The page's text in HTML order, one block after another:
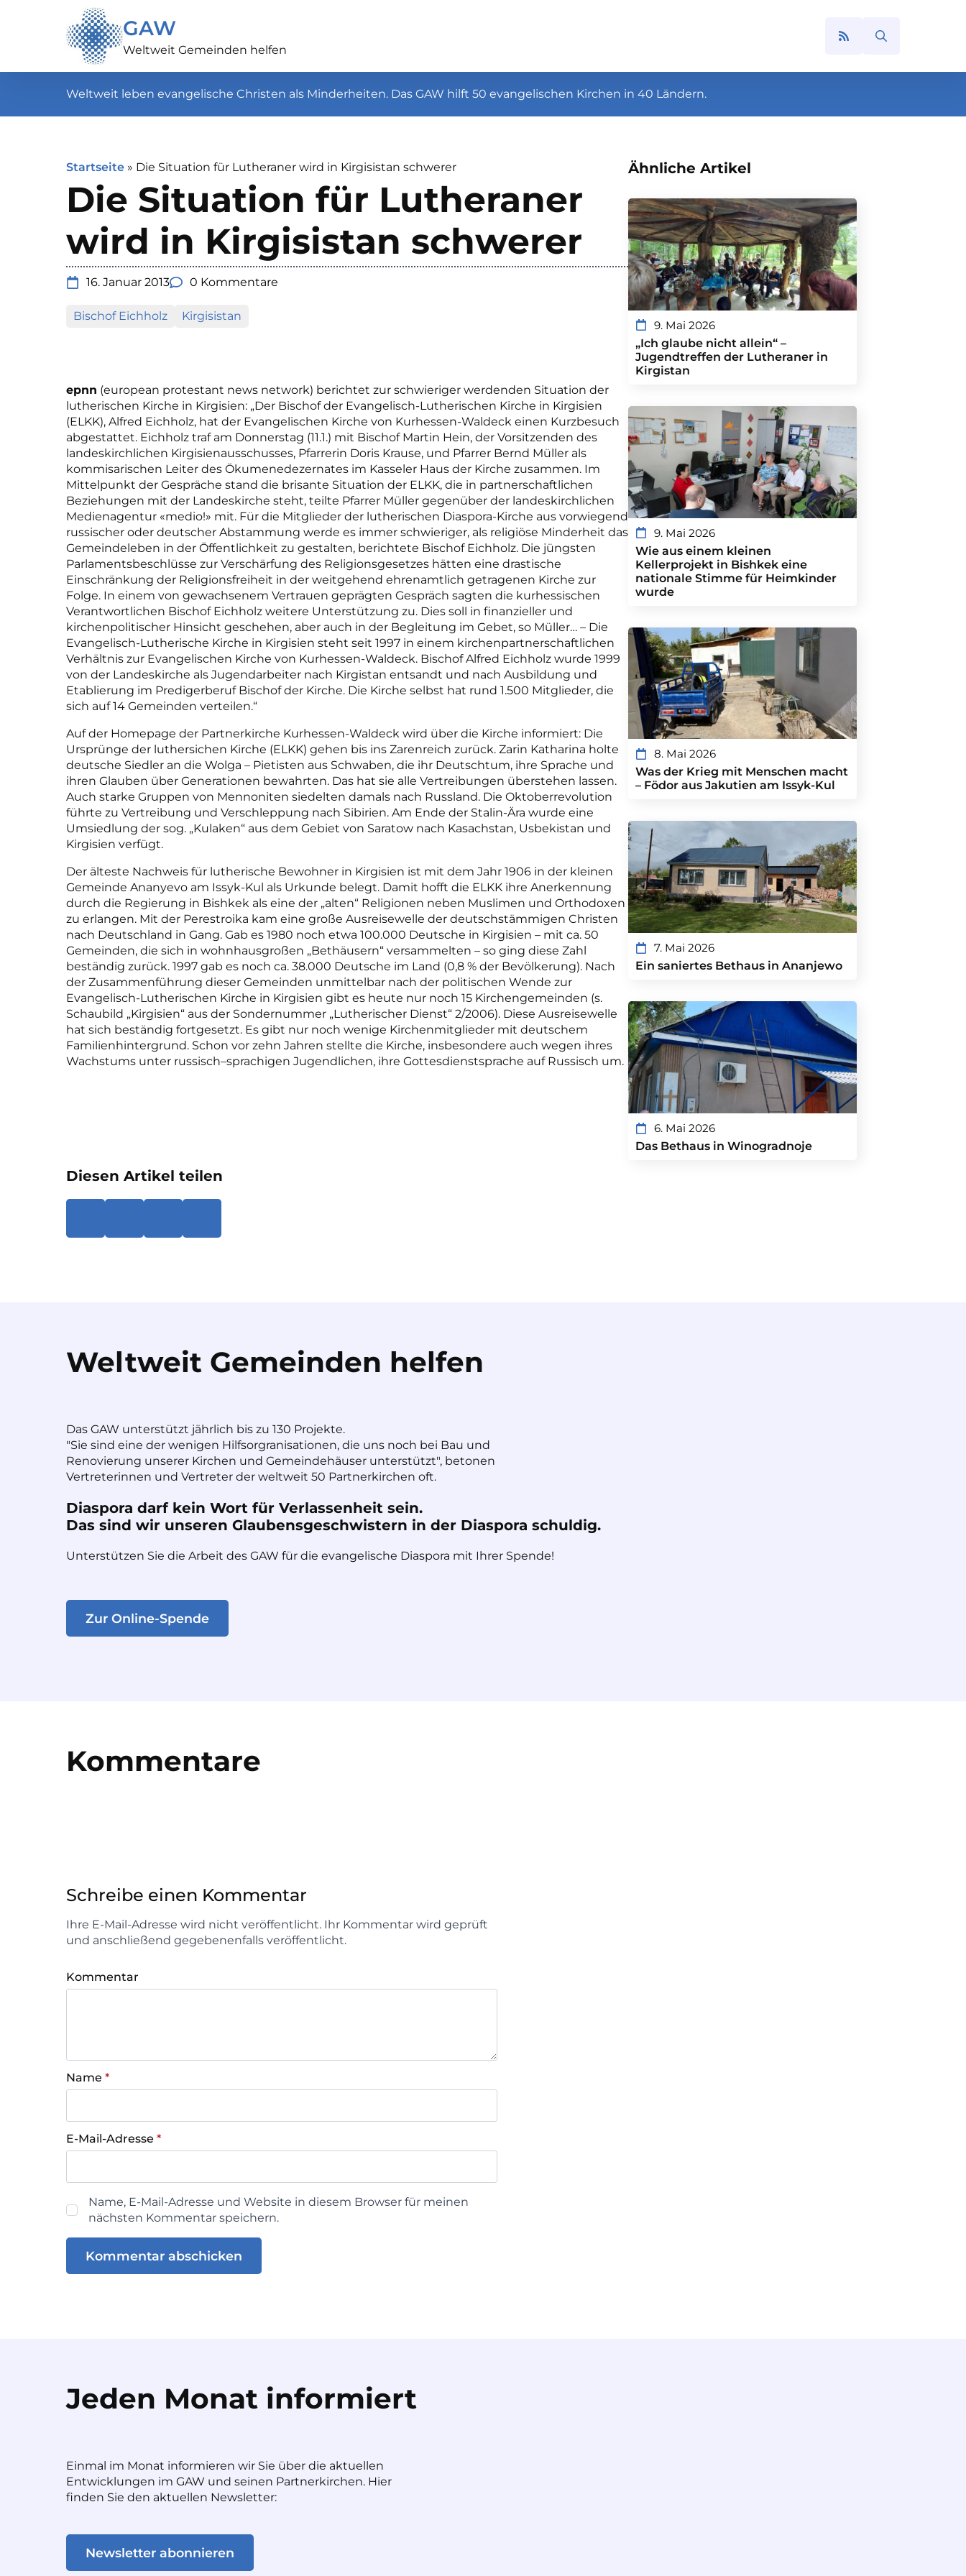
GAW
Weltweit Gemeinden helfen
Weltweit leben evangelische Christen als Minderheiten. Das GAW hilft 50 evangelischen Kirchen in 40 Ländern.
Startseite » Die Situation für Lutheraner wird in Kirgisistan schwerer
Die Situation für Lutheraner
wird in Kirgisistan schwerer
16. Januar 2013 0 Kommentare
Bischof Eichholz Kirgisistan
epnn (european protestant news network) berichtet zur schwieriger werdenden Situation der
lutherischen Kirche in Kirgisien: „Der Bischof der Evangelisch-Lutherischen Kirche in Kirgisien
(ELKK), Alfred Eichholz, hat der Evangelischen Kirche von Kurhessen-Waldeck einen Kurzbesuch
abgestattet. Eichholz traf am Donnerstag (11.1.) mit Bischof Martin Hein, der Vorsitzenden des
landeskirchlichen Kirgisienausschusses, Pfarrerin Doris Krause, und Pfarrer Bernd Müller als
kommisarischen Leiter des Ökumenedezernates im Kasseler Haus der Kirche zusammen. Im
Mittelpunkt der Gespräche stand die brisante Situation der ELKK, die in partnerschaftlichen
Beziehungen mit der Landeskirche steht, teilte Pfarrer Müller gegenüber der landeskirchlichen
Medienagentur «medio!» mit. Für die Mitglieder der lutherischen Diaspora-Kirche aus vorwiegend
russischer oder deutscher Abstammung werde es immer schwieriger, als religiöse Minderheit das
Gemeindeleben in der Öffentlichkeit zu gestalten, berichtete Bischof Eichholz. Die jüngsten
Parlamentsbeschlüsse zur Verschärfung des Religionsgesetzes hätten eine drastische
Einschränkung der Religionsfreiheit in der weitgehend ehrenamtlich getragenen Kirche zur
Folge. In einem von gewachsenem Vertrauen geprägten Gespräch sagten die kurhessischen
Verantwortlichen Bischof Eichholz weitere Unterstützung zu. Dies soll in finanzieller und
kirchenpolitischer Hinsicht geschehen, aber auch in der Begleitung im Gebet, so Müller… – Die
Evangelisch-Lutherische Kirche in Kirgisien steht seit 1997 in einem kirchenpartnerschaftlichen
Verhältnis zur Evangelischen Kirche von Kurhessen-Waldeck. Bischof Alfred Eichholz wurde 1999
von der Landeskirche als Jugendarbeiter nach Kirgistan entsandt und nach Ausbildung und
Etablierung im Predigerberuf Bischof der Kirche. Die Kirche selbst hat rund 1.500 Mitglieder, die
sich auf 14 Gemeinden verteilen.“
Auf der Homepage der Partnerkirche Kurhessen-Waldeck wird über die Kirche informiert: Die
Ursprünge der luthersichen Kirche (ELKK) gehen bis ins Zarenreich zurück. Zarin Katharina holte
deutsche Siedler an die Wolga – Pietisten aus Schwaben, die ihr Deutschtum, ihre Sprache und
ihren Glauben über Generationen bewahrten. Das hat sie alle Vertreibungen überstehen lassen.
Auch starke Gruppen von Mennoniten siedelten damals nach Russland. Die Oktoberrevolution
führte zu Vertreibung und Verschleppung nach Sibirien. Am Ende der Stalin-Ära wurde eine
Umsiedlung der sog. „Kulaken“ aus dem Gebiet von Saratow nach Kasachstan, Usbekistan und
Kirgisien verfügt.
Der älteste Nachweis für lutherische Bewohner in Kirgisien ist mit dem Jahr 1906 in der kleinen
Gemeinde Ananyevo am Issyk-Kul als Urkunde belegt. Damit hofft die ELKK ihre Anerkennung
durch die Regierung in Bishkek als eine der „alten“ Religionen neben Muslimen und Orthodoxen
zu erlangen. Mit der Perestroika kam eine große Ausreisewelle der deutschstämmigen Christen
nach Deutschland in Gang. Gab es 1980 noch etwa 100.000 Deutsche in Kirgisien – mit ca. 50
Gemeinden, die sich in wohnhausgroßen „Bethäusern“ versammelten – so ging diese Zahl
beständig zurück. 1997 gab es noch ca. 38.000 Deutsche im Land (0,8 % der Bevölkerung). Nach
der Zusammenführung dieser Gemeinden unmittelbar nach der politischen Wende zur
Evangelisch-Lutherischen Kirche in Kirgisien gibt es heute nur noch 15 Kirchengemeinden (s.
Schaubild „Kirgisien“ aus der Sondernummer „Lutherischer Dienst“ 2/2006). Diese Ausreisewelle
hat sich beständig fortgesetzt. Es gibt nur noch wenige Kirchenmitglieder mit deutschem
Familienhintergrund. Schon vor zehn Jahren stellte die Kirche, insbesondere auch wegen ihres
Wachstums unter russisch–sprachigen Jugendlichen, ihre Gottesdienstsprache auf Russisch um.
Diesen Artikel teilen
Ähnliche Artikel
9. Mai 2026
„Ich glaube nicht allein“ –
Jugendtreffen der Lutheraner in
Kirgistan
9. Mai 2026
Wie aus einem kleinen
Kellerprojekt in Bishkek eine
nationale Stimme für Heimkinder
wurde
8. Mai 2026
Was der Krieg mit Menschen macht
– Födor aus Jakutien am Issyk-Kul
7. Mai 2026
Ein saniertes Bethaus in Ananjewo
6. Mai 2026
Das Bethaus in Winogradnoje
Weltweit Gemeinden helfen
Das GAW unterstützt jährlich bis zu 130 Projekte.
"Sie sind eine der wenigen Hilfsorgranisationen, die uns noch bei Bau und
Renovierung unserer Kirchen und Gemeindehäuser unterstützt", betonen
Vertreterinnen und Vertreter der weltweit 50 Partnerkirchen oft.
Diaspora darf kein Wort für Verlassenheit sein.
Das sind wir unseren Glaubensgeschwistern in der Diaspora schuldig.
Unterstützen Sie die Arbeit des GAW für die evangelische Diaspora mit Ihrer Spende!
Zur Online-Spende
Kommentare
Schreibe einen Kommentar
Ihre E-Mail-Adresse wird nicht veröffentlicht. Ihr Kommentar wird geprüft
und anschließend gegebenenfalls veröffentlicht.
Kommentar
Name *
E-Mail-Adresse *
Name, E-Mail-Adresse und Website in diesem Browser für meinen
nächsten Kommentar speichern.
Jeden Monat informiert
Einmal im Monat informieren wir Sie über die aktuellen
Entwicklungen im GAW und seinen Partnerkirchen. Hier
finden Sie den aktuellen Newsletter:
Newsletter abonnieren